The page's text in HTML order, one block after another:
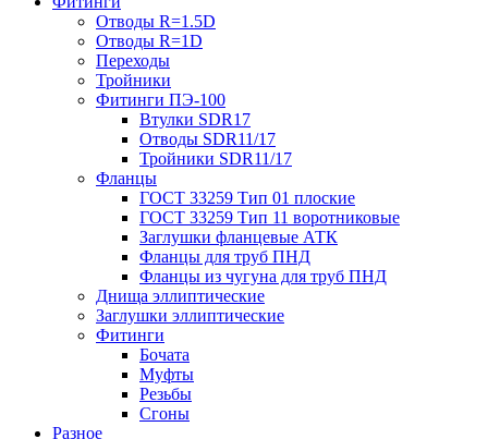
Отводы R=1.5D
Отводы R=1D
Переходы
Тройники
Фитинги ПЭ-100
Втулки SDR17
Отводы SDR11/17
Тройники SDR11/17
Фланцы
ГОСТ 33259 Тип 01 плоские
ГОСТ 33259 Тип 11 воротниковые
Заглушки фланцевые АТК
Фланцы для труб ПНД
Фланцы из чугуна для труб ПНД
Днища эллиптические
Заглушки эллиптические
Фитинги
Бочата
Муфты
Резьбы
Сгоны
Разное